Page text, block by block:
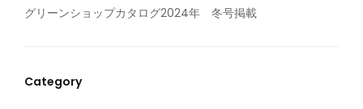
グリーンショップカタログ2024年 冬号掲載
Category